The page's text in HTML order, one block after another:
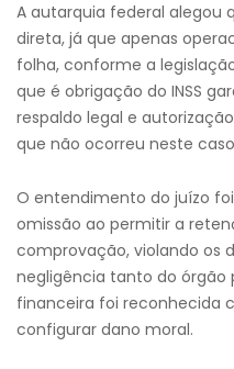
A autarquia federal alegou
direta, já que apenas
folha, conforme a
que é obrigação do INSS
respaldo legal e
que não ocorreu neste
O entendimento do juízo
omissão ao permitir a
comprovação, violando os
negligência tanto do
financeira foi reconhecida
configurar dano moral.